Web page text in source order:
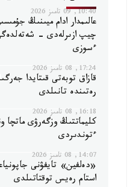
10:40, 09 تامىز 2026
عالىمدار ادام ميىنىڭ
چيپ ازىرلەدى -
ءسوزى
17:24, 08 تامىز 2026
قازاق توبەتى قىتايدا
رەتىندە تانىلدى
16:18, 08 تامىز 2026
كليماتتىڭ وزگەرۋى ماتچا
ءتوندىردى
14:07, 08 تامىز 2026
استام رەيس توقتاتىلدى